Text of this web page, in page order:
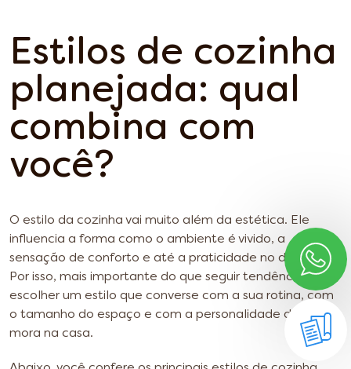
Estilos de cozinha
planejada: qual
combina com
você?
O estilo da cozinha vai muito além da estética. Ele
influencia a forma como o ambiente é vivido, a
sensação de conforto e até a praticidade no dia a dia.
Por isso, mais importante do que seguir tendências é
escolher um estilo que converse com a sua rotina, com
o tamanho do espaço e com a personalidade de quem
mora na casa.